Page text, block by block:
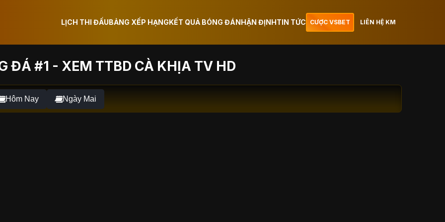
LỊCH THI ĐẤUBẢNG XẾP HẠNGKẾT QUẢ BÓNG ĐÁNHẬN ĐỊNHTIN TỨC CƯỢC VSBET LIÊN HỆ KM
ĐÁ #1 - XEM TTBD CÀ KHỊA TV HD
Hôm Nay Ngày Mai